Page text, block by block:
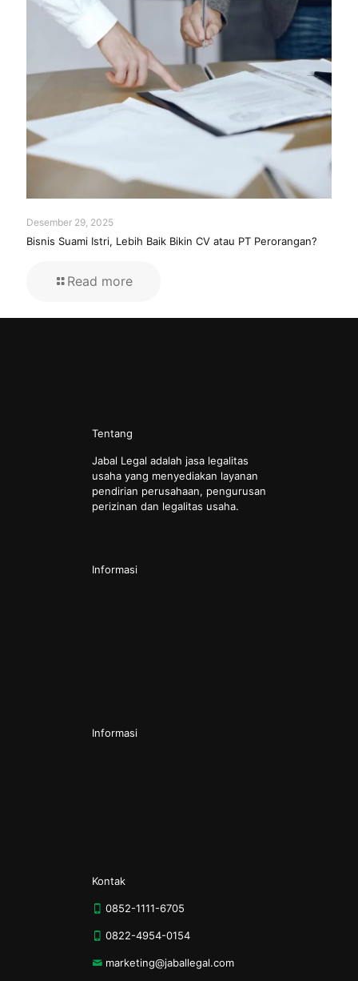
Desember 29, 2025
Bisnis Suami Istri, Lebih Baik Bikin CV atau PT Perorangan?
Read more
Tentang
Jabal Legal adalah jasa legalitas
usaha yang menyediakan layanan
pendirian perusahaan, pengurusan
perizinan dan legalitas usaha.
Informasi
Informasi
Kontak
0852-1111-6705
0822-4954-0154
marketing@jaballegal.com